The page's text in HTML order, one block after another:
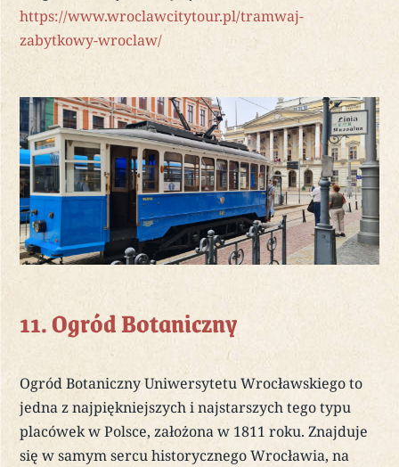
https://www.wroclawcitytour.pl/tramwaj-
zabytkowy-wroclaw/
11. Ogród Botaniczny
Ogród Botaniczny Uniwersytetu Wrocławskiego to
jedna z najpiękniejszych i najstarszych tego typu
placówek w Polsce, założona w 1811 roku. Znajduje
się w samym sercu historycznego Wrocławia, na